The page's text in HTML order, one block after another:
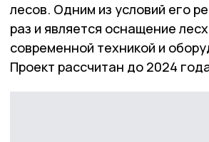
лесов. Одним из условий его
раз и является оснащение
современной техникой и
Проект рассчитан до 2024